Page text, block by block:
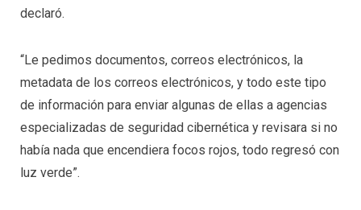
declaró.
“Le pedimos documentos, correos electrónicos, la
metadata de los correos electrónicos, y todo este tipo
de información para enviar algunas de ellas a agencias
especializadas de seguridad cibernética y revisara si no
había nada que encendiera focos rojos, todo regresó con
luz verde”.